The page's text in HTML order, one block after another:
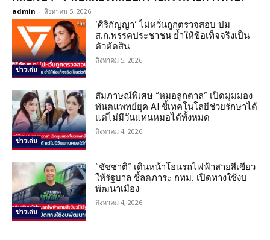
admin - สิงหาคม 5, 2026
ข่าวเด่น
‘ศิริกัญญา’ ไม่หวั่นถูกตรวจสอบ ปม
ส.ก.พรรคประชาชน ย้ำให้ข้อเท็จจริงเป็น
ตัวตัดสิน
สิงหาคม 5, 2026
ข่าวเด่น
สัมภาษณ์พิเศษ “หมอลูกตาล” เปิดมุมมอง
ทันตแพทย์ยุค AI ชี้เทคโนโลยีช่วยรักษาได้
แต่ไม่มีวันแทนหมอได้ทั้งหมด
สิงหาคม 4, 2026
ข่าวเด่น
“ชัชชาติ” เดินหน้าโอนรถไฟฟ้าสายสีเขียว
ให้รัฐบาล ชี้ลดภาระ กทม. เปิดทางใช้งบ
พัฒนาเมือง
สิงหาคม 4, 2026